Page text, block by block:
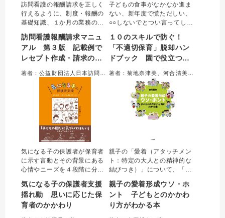
訪問看護の報酬請求を正しく
行えるように、制度・報酬の
基礎知識、１か月の業務の流
要書類の具体的な書き方、過
誤請求をしないためのポイン
トなどをわかりやすく解説し
診療報酬・介護報酬の同時改
定に対応。
訪問看護報酬請求マニュ
アル 第３版 記載例で
レセプト作成・請求のポ
子どもの食事がなかなか進ま
ない、新年度で慌ただしい、
○○しないでとつい言ってしま
につながりかねない場面か
ら、具体的な解決方法を提案
する。適切と不適切の境界線
５年５月に策定されたガイド
ラインの解説も収載。
１０のスキルで防ぐ！
「不適切保育」脱却ハン
ドブック 園で役立つ知
識とあの手・この手
気になる子の保護者が保育者
に示す言動とその背景にある
心情やニーズを４段階に分
かわり方を解説。わが子の特
性に対する保護者の認識や心
情に応じたかかわり方によっ
気になる子の保護者支援
揺れ動 思いに応じた保
育者のかかわり
親子の「愛着（アタッチメン
ト：特定の大人との精神的な
結びつき）」について、「共
ない」「落ち着きがない」な
どの具体的な子育ての悩みや
場面からやさしく解説。愛着
親子の愛着形成ウソ・ホ
ント 子どもとのかかわ
り方がわかる本